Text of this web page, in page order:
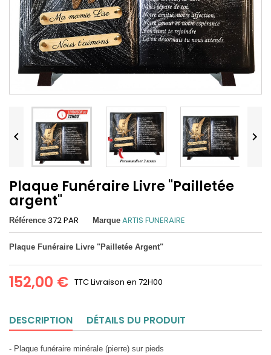
 
Plaque Funéraire Livre "Pailletée
argent"
Référence 372 PAR Marque ARTIS FUNERAIRE
Plaque Funéraire Livre "Pailletée Argent"
152,00 € TTCLivraison en 72H00
DESCRIPTION DÉTAILS DU PRODUIT
- Plaque funéraire minérale (pierre) sur pieds